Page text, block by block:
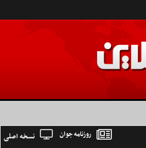
نسخه اصلی روزنامه جوان